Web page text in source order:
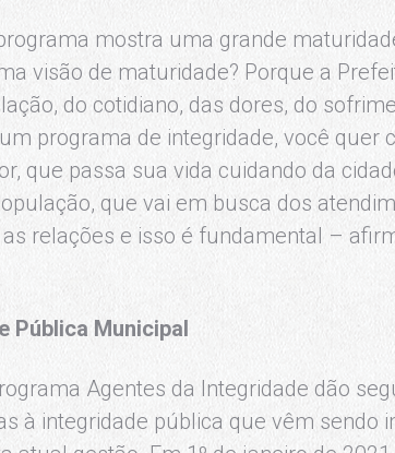
mostra uma grande
visão de maturidade? Porque a
do cotidiano, das dores, do
programa de integridade, você quer
que passa sua vida cuidando da
que vai em busca dos
relações e isso é fundamental –
Pública Municipal
Agentes da Integridade dão
à integridade pública que vêm sendo